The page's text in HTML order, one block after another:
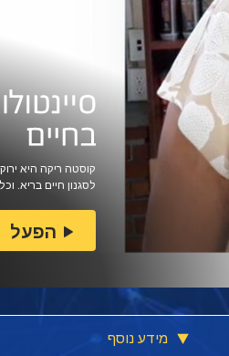
קוסטה ריקה היא
לסגנון חיים בריא.
הפעל
מידע נוסף